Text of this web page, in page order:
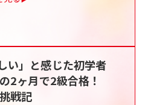
い」と感じた初学者
2ヶ月で2級合格！
戦記